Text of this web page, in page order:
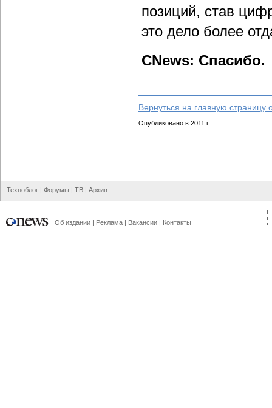
позиций, став
это дело более
CNews: Спасибо.
Вернуться на главную страницу
Опубликовано в 2011 г.
Техноблог | Форумы | ТВ | Архив
Об издании | Реклама | Вакансии | Контакты